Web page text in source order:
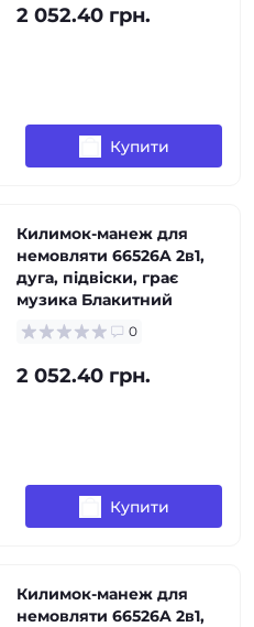
2 052.40 грн.
Купити
Килимок-манеж для
немовляти 66526A 2в1,
дуга, підвіски, грає
музика Блакитний
0
2 052.40 грн.
Купити
Килимок-манеж для
немовляти 66526A 2в1,